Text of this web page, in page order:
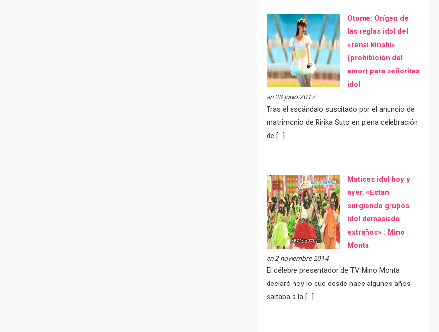
Otome: Orígen de
las reglas idol del
«renai kinshi»
(prohibición del
amor) para señoritas
idol
en 23 junio 2017
Tras el escándalo suscitado por el anuncio de
matrimonio de Ririka Suto en plena celebración
de […]
Matices idol hoy y
ayer. «Están
surgiendo grupos
idol demasiado
extraños» : Mino
Monta
en 2 noviembre 2014
El célebre presentador de TV Mino Monta
declaró hoy lo que desde hace algunos años
saltaba a la […]